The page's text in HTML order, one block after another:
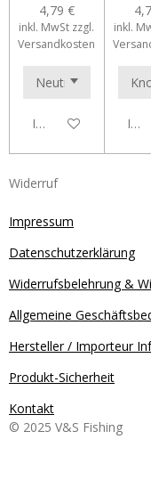
4,79 €
inkl. MwSt zzgl.
Versandkosten
In den Warenkorb
inkl.
In
Widerruf
Impressum
Datenschutzerklärung
Widerrufsbelehrung &
Allgemeine
Hersteller / Importeur
Produkt-Sicherheit
Kontakt
© 2025 V&S Fishing